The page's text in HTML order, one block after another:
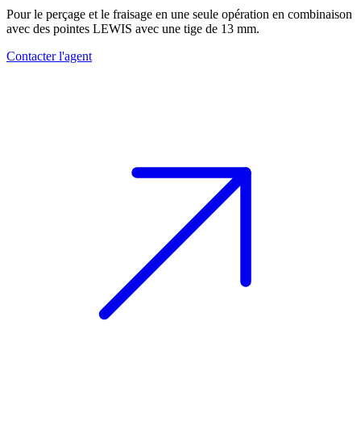
Pour le perçage et le fraisage en une seule opération en combinaison
avec des pointes LEWIS avec une tige de 13 mm.
Contacter l'agent